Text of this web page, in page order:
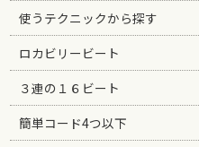
使うテクニックから探す
ロカビリービート
３連の１６ビート
簡単コード4つ以下